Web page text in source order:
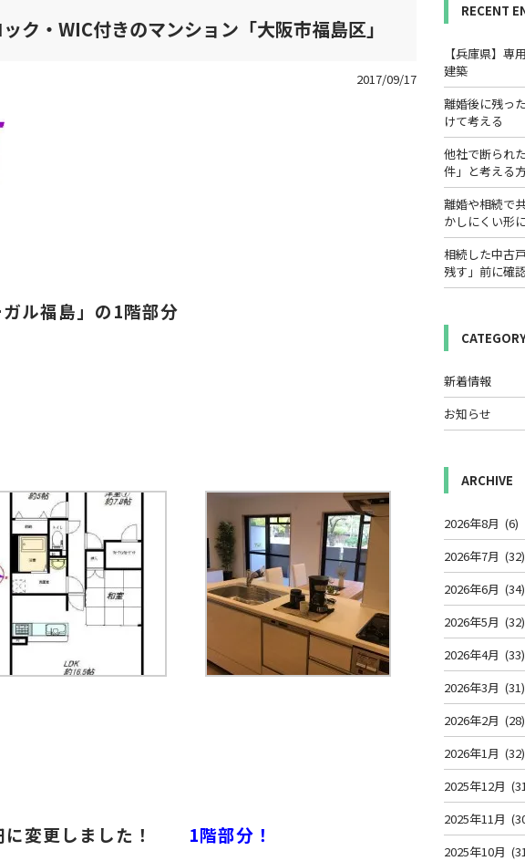
・WIC付きのマンション「大阪市福島区」
2017/09/17
ル福島」の1階部分
に変更しました！ 1階部分！
RECENT
【兵庫県】
建築
離婚後に残っ
けて考える
他社で断られ
件」と考える
離婚や相続で
かしにくい形
相続した中古
残す」前に確
新着情報
お知らせ
ARCHIVE
2026年8月 (6)
2026年7月 (32)
2026年6月 (34)
2026年5月 (32)
2026年4月 (33)
2026年3月 (31)
2026年2月 (28)
2026年1月 (32)
2025年12月
2025年11月
2025年10月